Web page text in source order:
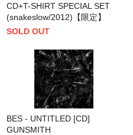
CD+T-SHIRT SPECIAL SET
(snakeslow/2012)【限定】
SOLD OUT
BES - UNTITLED [CD]
GUNSMITH